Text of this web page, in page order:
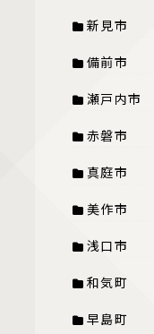
新見市
備前市
瀬戸内市
赤磐市
真庭市
美作市
浅口市
和気町
早島町